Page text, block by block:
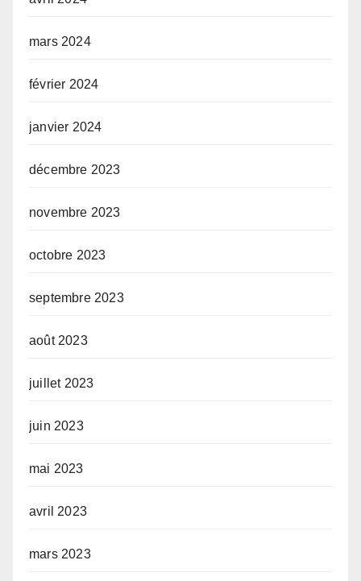
mars 2024
février 2024
janvier 2024
décembre 2023
novembre 2023
octobre 2023
septembre 2023
août 2023
juillet 2023
juin 2023
mai 2023
avril 2023
mars 2023